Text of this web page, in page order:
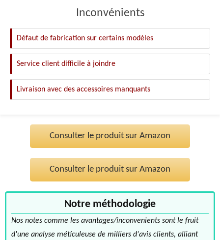
Inconvénients
Défaut de fabrication sur certains modèles
Service client difficile à joindre
Livraison avec des accessoires manquants
Consulter le produit sur Amazon
Consulter le produit sur Amazon
Notre méthodologie
Nos notes comme les avantages/inconvenients sont le fruit
d'une analyse méticuleuse de milliers d'avis clients, alliant